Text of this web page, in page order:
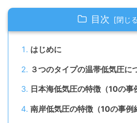
目次
はじめに
３つのタイプの温帯低気圧に
日本海低気圧の特徴（10の事
南岸低気圧の特徴（10の事例